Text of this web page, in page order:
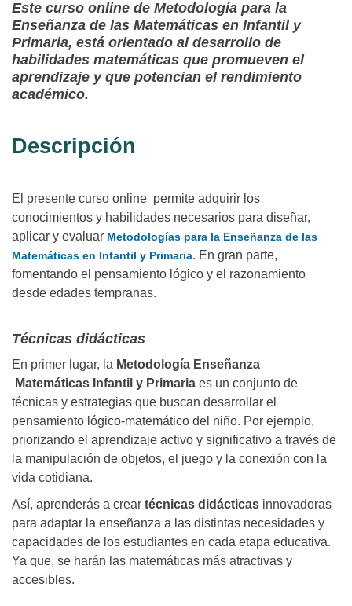
Este curso online de Metodología para la
Enseñanza de las Matemáticas en Infantil y
Primaria, está orientado al desarrollo de
habilidades matemáticas que promueven el
aprendizaje y que potencian el rendimiento
académico.
Descripción
El presente curso online permite adquirir los
conocimientos y habilidades necesarios para diseñar,
aplicar y evaluar Metodologías para la Enseñanza de las
Matemáticas en Infantil y Primaria. En gran parte,
fomentando el pensamiento lógico y el razonamiento
desde edades tempranas.
Técnicas didácticas
En primer lugar, la Metodología Enseñanza
Matemáticas Infantil y Primaria es un conjunto de
técnicas y estrategias que buscan desarrollar el
pensamiento lógico-matemático del niño. Por ejemplo,
priorizando el aprendizaje activo y significativo a través de
la manipulación de objetos, el juego y la conexión con la
vida cotidiana.
Así, aprenderás a crear técnicas didácticas innovadoras
para adaptar la enseñanza a las distintas necesidades y
capacidades de los estudiantes en cada etapa educativa.
Ya que, se harán las matemáticas más atractivas y
accesibles.